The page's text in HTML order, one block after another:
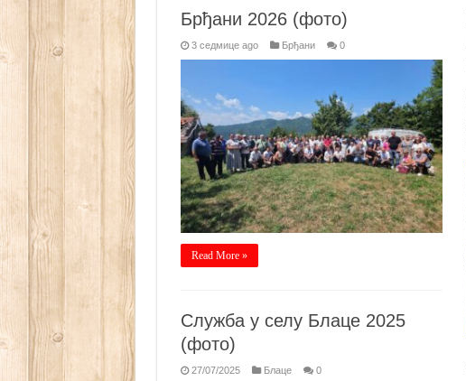
Брђани 2026 (фото)
3 седмице ago Брђани 0
Read More »
Служба у селу Блаце 2025
(фото)
27/07/2025 Блаце 0